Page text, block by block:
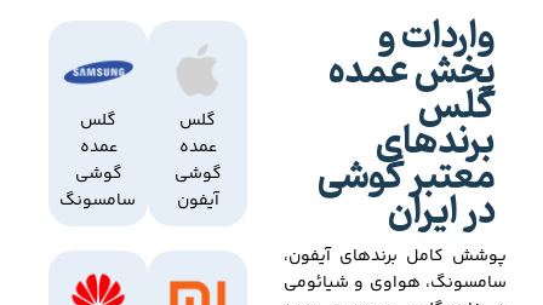
واردات و
پخش عمده
گلس
برندهای
معتبر گوشی
در ایران
پوشش کامل برندهای آیفون،
سامسونگ، هواوی و شیائومی
گلس
عمده
گوشی
آیفون
گلس
عمده
گوشی
سامسونگ